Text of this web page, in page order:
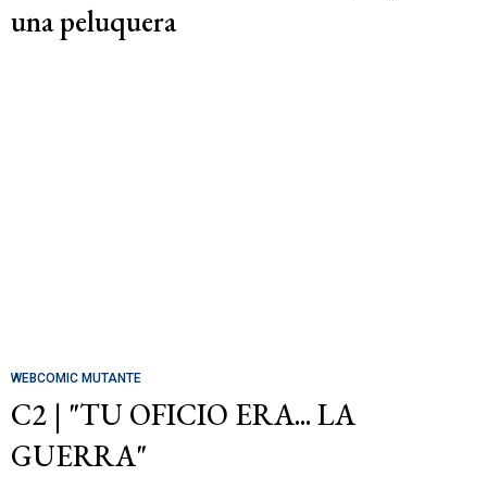
una peluquera
WEBCOMIC MUTANTE
C2 | "TU OFICIO ERA... LA
GUERRA"